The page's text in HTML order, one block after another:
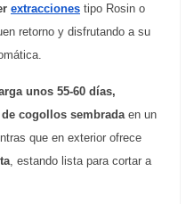
extracciones tipo Rosin o
retorno y disfrutando a su
unos 55-60 días,
cogollos sembrada en un
que en exterior ofrece
, estando lista para cortar a